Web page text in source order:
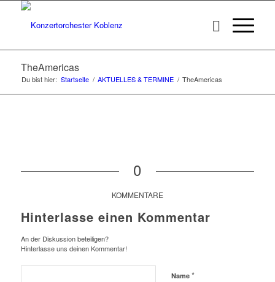
TheAmericas
Du bist hier: Startseite / AKTUELLES & TERMINE / TheAmericas
0
KOMMENTARE
Hinterlasse einen Kommentar
An der Diskussion beteiligen?
Hinterlasse uns deinen Kommentar!
Name *